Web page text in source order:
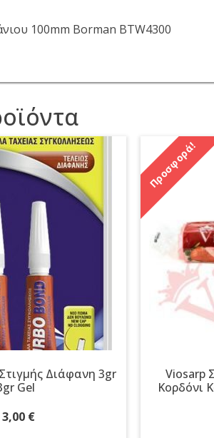
100mm Borman BTW4300
Διάφανη 3gr
Gel
Original
3,00 €Η
Προσφορά!
Viosarp
Κορδόνι